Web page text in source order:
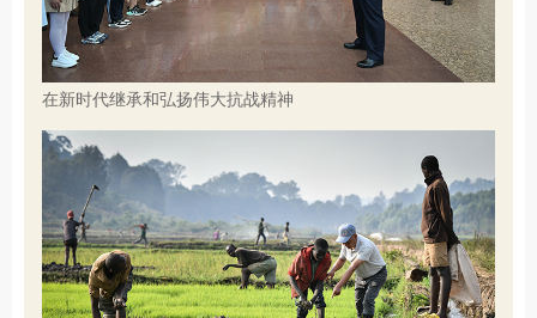
在新时代继承和弘扬伟大抗战精神